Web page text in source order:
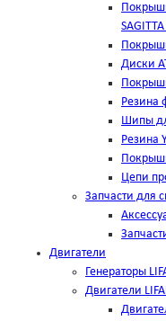
Диски
Резина
Шипы
Резина
Цепи
Запчасти для
Двигатели
Генераторы
Двигатели